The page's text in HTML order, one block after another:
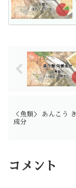
＜魚類＞ あんこう
成分
コメント